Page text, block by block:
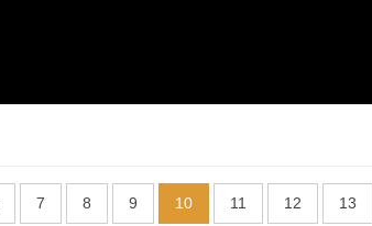
7 8 9 10 11 12 13